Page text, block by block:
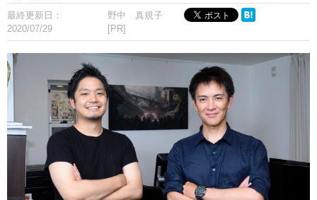
最終更新日：
2020/07/29
野中 真規子
[PR]